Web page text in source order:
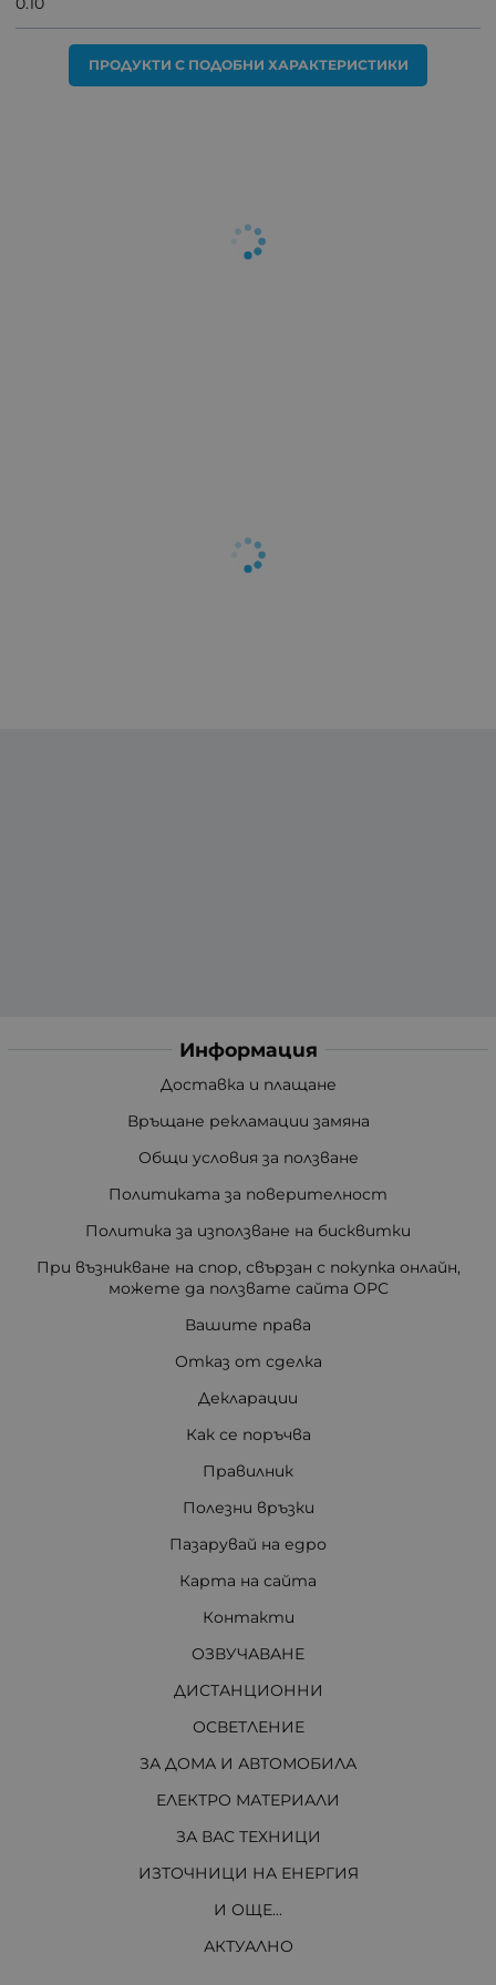
ПРОДУКТИ С ПОДОБНИ ХАРАКТЕРИСТИКИ
Информация
Доставка и плащане
Връщане рекламации замяна
Общи условия за ползване
Политиката за поверителност
Политика за използване на бисквитки
При възникване на спор, свързан с покупка онлайн,
можете да ползвате сайта ОРС
Вашите права
Отказ от сделка
Декларации
Как се поръчва
Правилник
Полезни връзки
Пазарувай на едро
Карта на сайта
Контакти
ОЗВУЧАВАНЕ
ДИСТАНЦИОННИ
ОСВЕТЛЕНИЕ
ЗА ДОМА И АВТОМОБИЛА
ЕЛЕКТРО МАТЕРИАЛИ
ЗА ВАС ТЕХНИЦИ
ИЗТОЧНИЦИ НА ЕНЕРГИЯ
И ОЩЕ...
АКТУАЛНО